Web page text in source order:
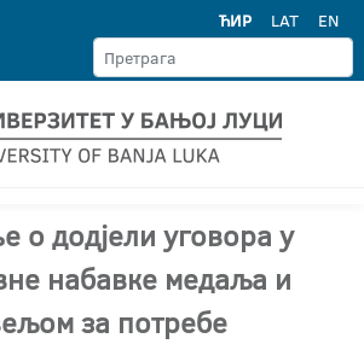
ЋИР LAT EN
о додјели уговора у
набавке медaља и
за потребе